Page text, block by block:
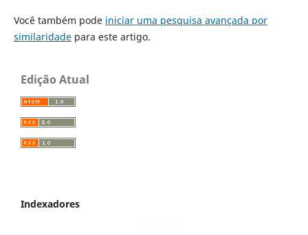
Você também pode iniciar uma pesquisa avançada por
similaridadepara este artigo.
Edição Atual
Indexadores